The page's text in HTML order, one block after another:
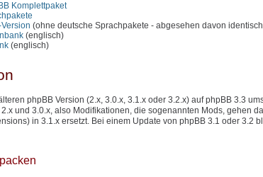
Komplettpaket
(ohne deutsche Sprachpakete - abgesehen davon
(englisch)
(englisch)
phpBB Version (2.x, 3.0.x, 3.1.x oder 3.2.x) auf phpBB 3.3
und 3.0.x, also Modifikationen, die sogenannten Mods, gehen
in 3.1.x ersetzt. Bei einem Update von phpBB 3.1 oder